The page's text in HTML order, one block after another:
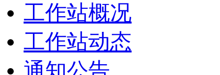
工作站概况
工作站动态